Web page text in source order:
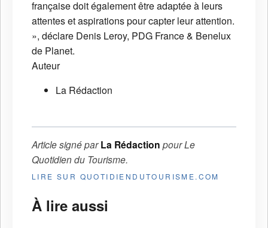
française doit également être adaptée à leurs
attentes et aspirations pour capter leur attention.
», déclare Denis Leroy, PDG France & Benelux
de Planet.
Auteur
La Rédaction
Article signé parLa Rédaction pourLe
Quotidien du Tourisme.
LIRE SUR QUOTIDIENDUTOURISME.COM
À lire aussi